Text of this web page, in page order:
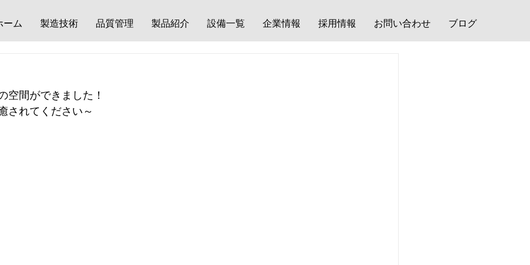
ーム 製造技術 品質管理 製品紹介 設備一覧 企業情報 採用情報 お問い合わせ ブログ
空間ができました！
されてください～